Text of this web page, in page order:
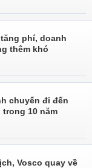
phí, doanh
thêm khó
chuyến đi đến
10 năm
Vosco quay về